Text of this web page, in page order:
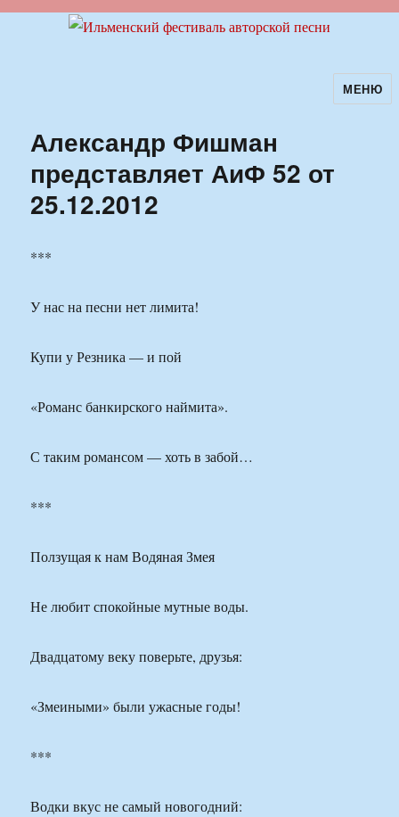
Ильменский фестиваль авторскойМЕНЮ
Александр Фишман
представляет АиФ 52 от
25.12.2012
***
У нас на песни нет лимита!
Купи у Резника — и пой
«Романс банкирского наймита».
С таким романсом — хоть в забой…
***
Ползущая к нам Водяная Змея
Не любит спокойные мутные воды.
Двадцатому веку поверьте, друзья:
«Змеиными» были ужасные годы!
***
Водки вкус не самый новогодний: